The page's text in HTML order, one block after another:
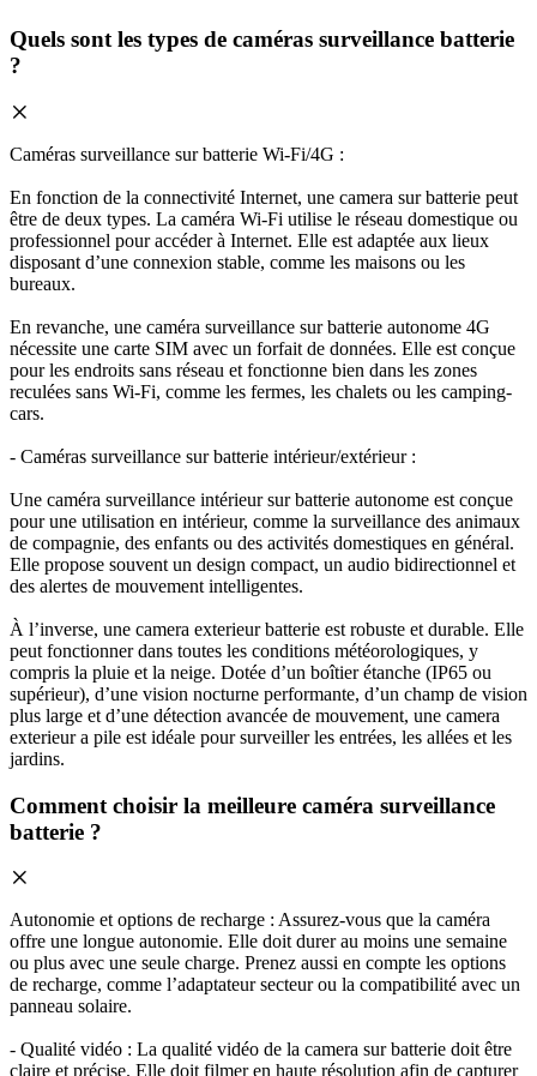
Quels sont les types de caméras surveillance batterie
?
Caméras surveillance sur batterie Wi-Fi/4G :
En fonction de la connectivité Internet, une camera sur batterie peut
être de deux types. La caméra Wi-Fi utilise le réseau domestique ou
professionnel pour accéder à Internet. Elle est adaptée aux lieux
disposant d’une connexion stable, comme les maisons ou les
bureaux.
En revanche, une caméra surveillance sur batterie autonome 4G
nécessite une carte SIM avec un forfait de données. Elle est conçue
pour les endroits sans réseau et fonctionne bien dans les zones
reculées sans Wi-Fi, comme les fermes, les chalets ou les camping-
cars.
- Caméras surveillance sur batterie intérieur/extérieur :
Une caméra surveillance intérieur sur batterie autonome est conçue
pour une utilisation en intérieur, comme la surveillance des animaux
de compagnie, des enfants ou des activités domestiques en général.
Elle propose souvent un design compact, un audio bidirectionnel et
des alertes de mouvement intelligentes.
À l’inverse, une camera exterieur batterie est robuste et durable. Elle
peut fonctionner dans toutes les conditions météorologiques, y
compris la pluie et la neige. Dotée d’un boîtier étanche (IP65 ou
supérieur), d’une vision nocturne performante, d’un champ de vision
plus large et d’une détection avancée de mouvement, une camera
exterieur a pile est idéale pour surveiller les entrées, les allées et les
jardins.
Comment choisir la meilleure caméra surveillance
batterie ?
Autonomie et options de recharge : Assurez-vous que la caméra
offre une longue autonomie. Elle doit durer au moins une semaine
ou plus avec une seule charge. Prenez aussi en compte les options
de recharge, comme l’adaptateur secteur ou la compatibilité avec un
panneau solaire.
- Qualité vidéo : La qualité vidéo de la camera sur batterie doit être
claire et précise. Elle doit filmer en haute résolution afin de capturer